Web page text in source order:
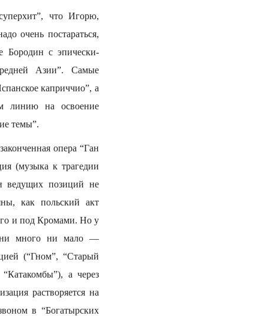
что Игорю,
очень постараться,
Бородин с эпически-
Азии”. Самые
каприччио”, а
линию на освоение
темы”.
опера “Ган
(музыка к трагедии
ведущих позиций не
как польский акт
и под Кромами. Но у
ни много ни мало —
(“Гном”, “Старый
а через
растворяется на
в “Богатырских